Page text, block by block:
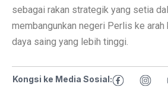
sebagai rakan strategik yang setia
membangunkan negeri Perlis ke arah
daya saing yang lebih tinggi.
Kongsi ke Media Sosial: